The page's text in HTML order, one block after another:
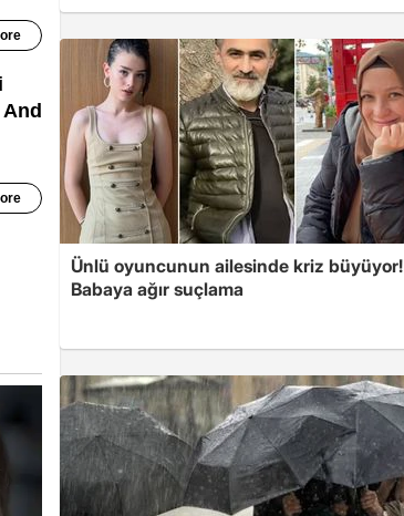
Ünlü oyuncunun ailesinde kriz büyüyor!
Babaya ağır suçlama